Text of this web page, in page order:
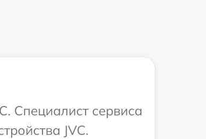
Специалист сервиса
JVC.